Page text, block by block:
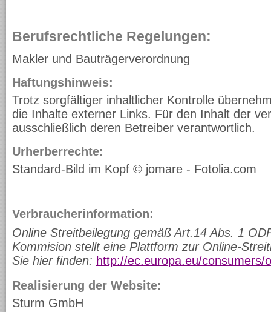
Berufsrechtliche Regelungen:
Makler und Bauträgerverordnung
Haftungshinweis:
Trotz sorgfältiger inhaltlicher Kontrolle
die Inhalte externer Links. Für den Inhalt der
ausschließlich deren Betreiber verantwortlich.
Urherberrechte:
Standard-Bild im Kopf © jomare - Fotolia.com
Verbraucherinformation:
Online Streitbeilegung gemäß Art.14 Abs. 1
Kommision stellt eine Plattform zur Online-
Sie hier finden: http://ec.europa.eu/consumers/
Realisierung der Website:
Sturm GmbH